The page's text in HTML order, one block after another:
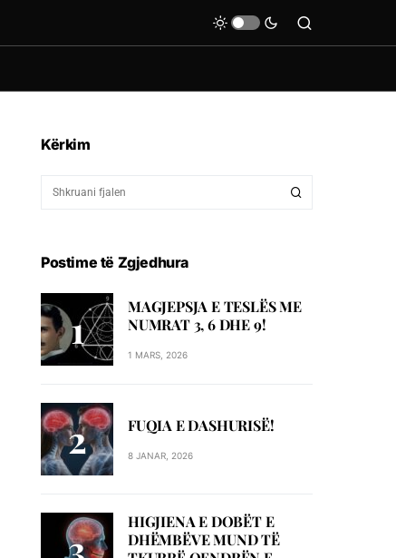
Kërkim
Postime të Zgjedhura
MAGJEPSJA E TESLËS ME
NUMRAT 3, 6 DHE 9!
1 MARS, 2026
FUQIA E DASHURISË!
8 JANAR, 2026
HIGJIENA E DOBËT E
DHËMBËVE MUND TË